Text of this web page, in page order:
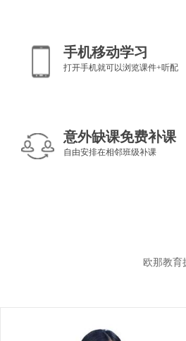
手机移动学习
打开手机就可以浏览课件+听配
意外缺课免费补课
自由安排在相邻班级补课
欧那教